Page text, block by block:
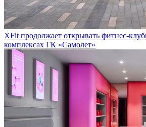
XFit продолжает открывать фитнес-
комплексах ГК «Самолет»